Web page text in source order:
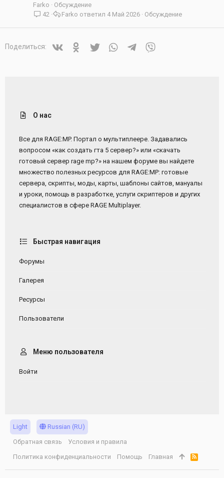
Farko
Обсуждение
42
Обсуждение
4 Май 2026
Farko
Поделиться: VkontakteOdnoklassniki
Twitter WhatsAppTelegram
О нас
Все для RAGE:MP. Портал о мультиплеере. Задавались
вопросом «как создать гта 5 сервер?» или «скачать
готовый сервер rage mp?» на нашем форуме вы найдете
множество полезных ресурсов для RAGE:MP: готовые
сервера, скрипты, моды, карты, шаблоны сайтов, мануалы
и уроки, помощь в разработке, услуги скриптеров и других
специалистов в сфере RAGE Multiplayer.
Быстрая навигация
Форумы
Галерея
Ресурсы
Пользователи
Меню пользователя
Войти
Light
Russian (RU)
Обратная связь
Условия и правила
Политика конфиденциальности
Помощь Главная
R
S
S